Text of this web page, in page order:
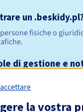
un
fisiche o
di gestione e
la vostra